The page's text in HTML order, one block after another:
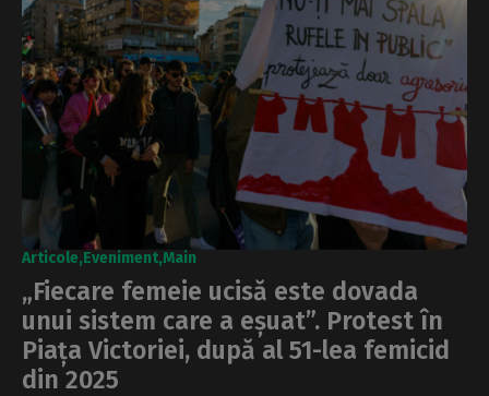
Articole Eveniment Main
„Fiecare femeie ucisă este dovada
unui sistem care a eșuat”. Protest în
Piața Victoriei, după al 51-lea femicid
din 2025